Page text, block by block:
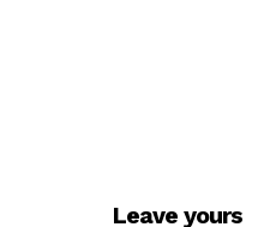
Leave yours